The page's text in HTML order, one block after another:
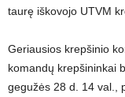
taurę iškovojo UTVM
Geriausios krepšinio
komandų krepšininkai
gegužės 28 d. 14 val.,